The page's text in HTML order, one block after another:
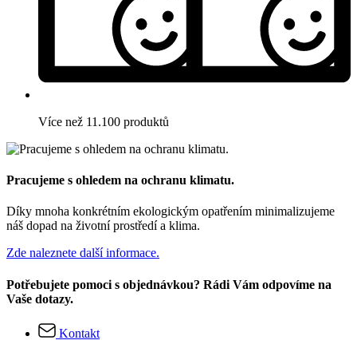
Více než 11.100 produktů
Pracujeme s ohledem na ochranu klimatu.
Díky mnoha konkrétním ekologickým opatřením minimalizujeme
náš dopad na životní prostředí a klima.
Zde naleznete další informace.
Potřebujete pomoci s objednávkou? Rádi Vám odpovíme na
Vaše dotazy.
Kontakt